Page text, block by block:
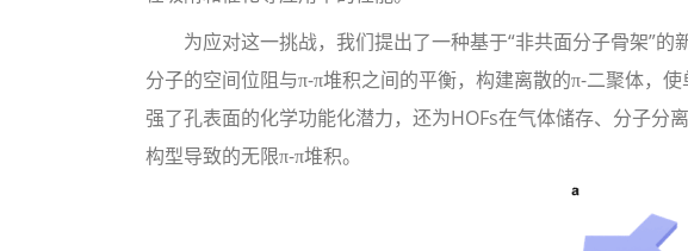
为应对这一挑战，我们提出了一种基于“非共面分子骨架”的
分子的空间位阻与π-π堆积之间的平衡，构建离散的π-二聚体，
强了孔表面的化学功能化潜力，还为HOFs在气体储存、分子
构型导致的无限π-π堆积。